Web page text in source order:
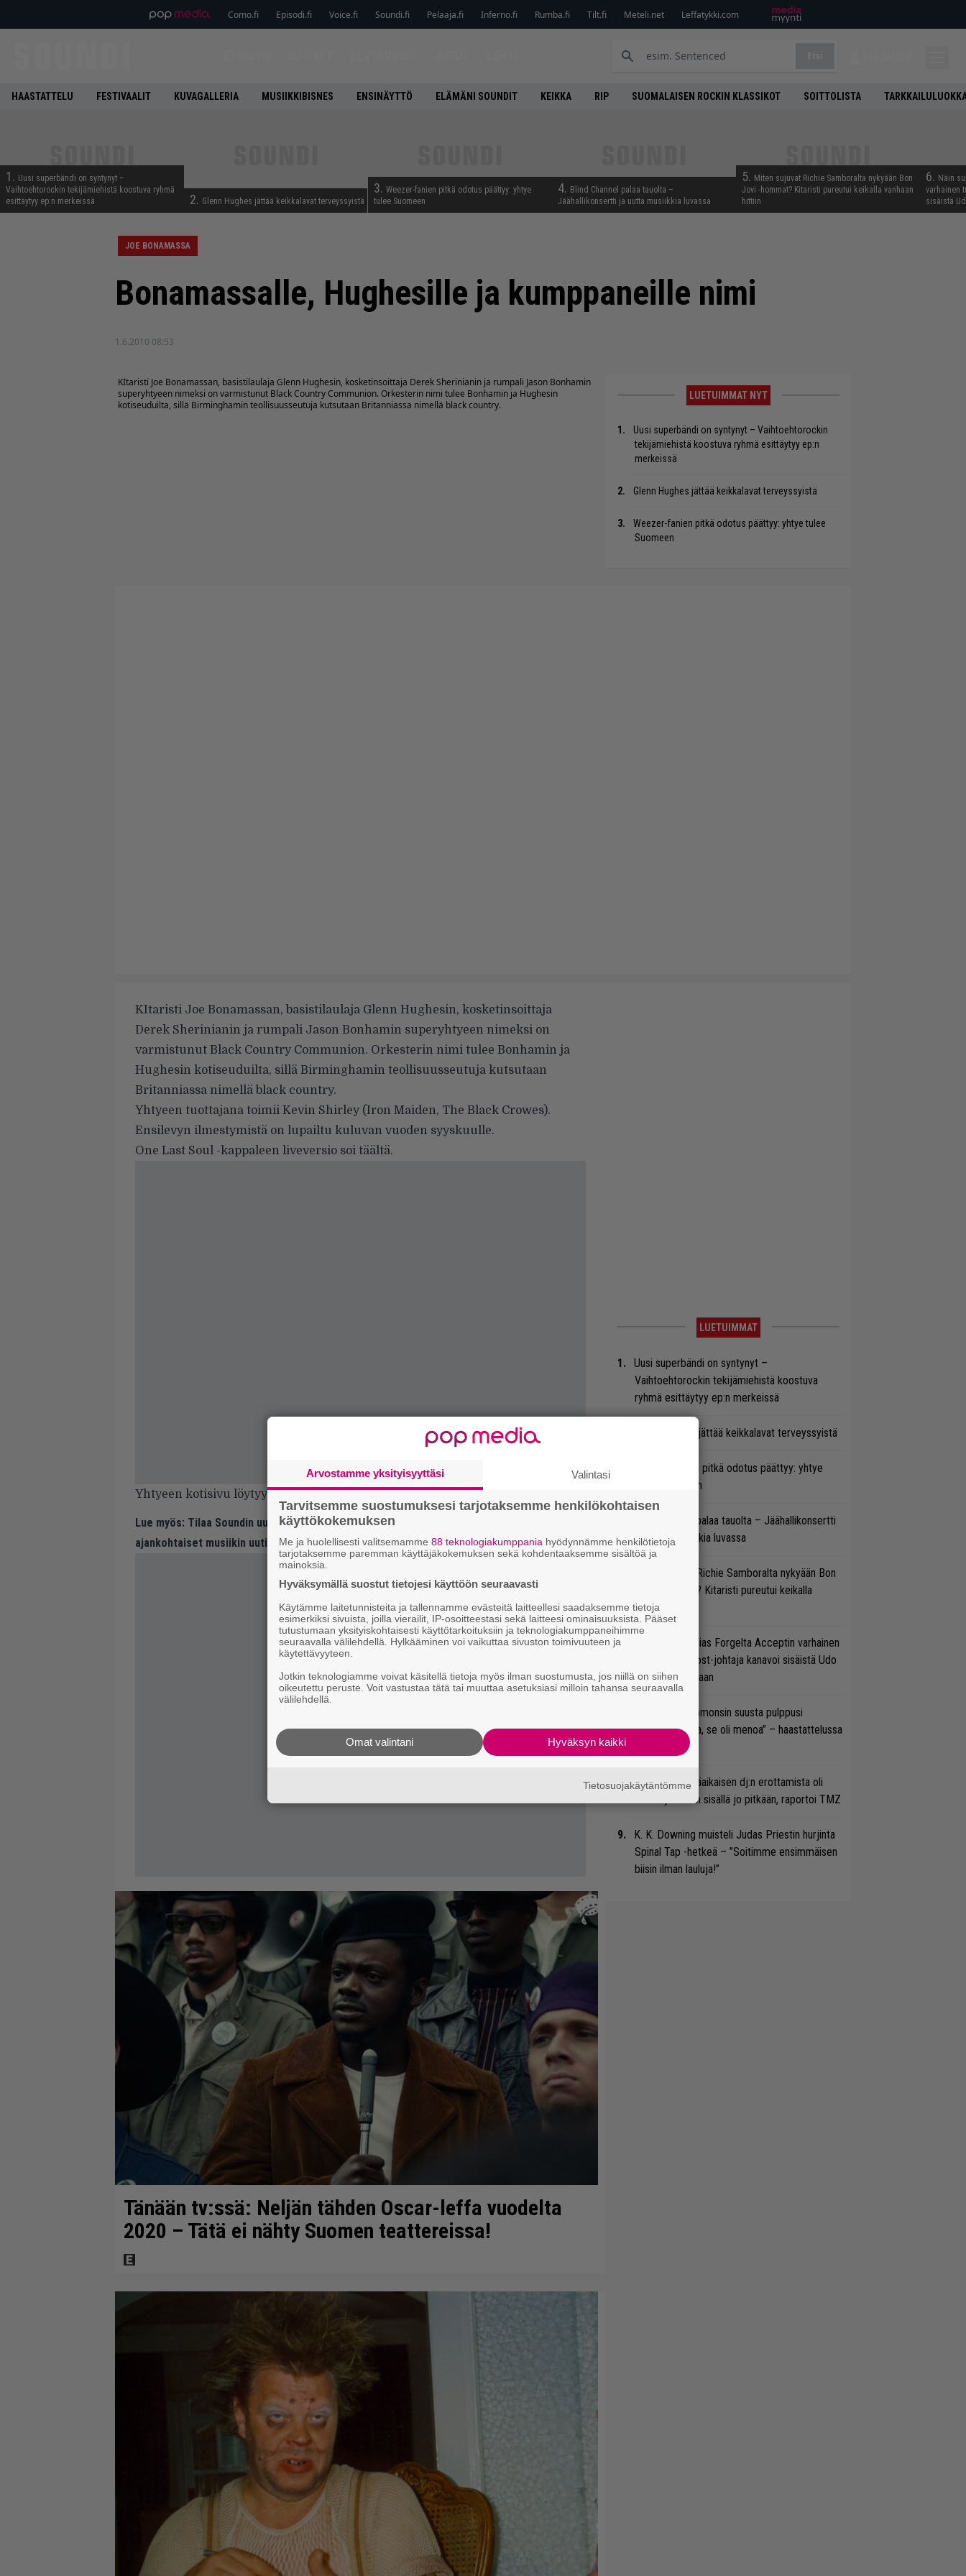
Como.fi Episodi.fi Voice.fi Soundi.fi Pelaaja.fi Inferno.fi Rumba.fi Tilt.fi Meteli.net Leffatykki.com
HAASTATTELU FESTIVAALIT KUVAGALLERIA MUSIIKKIBISNES ENSINÄYTTÖ ELÄMÄNI SOUNDIT KEIKKA RIP SUOMALAISEN ROCKIN KLASSIKOT SOITTOLISTA
1. Uusi superbändi on syntynyt –
Vaihtoehtorockin tekijämiehistä koostuva ryhmä
esittäytyy ep:n merkeissä
2. Glenn Hughes jättää keikkalavat terveyssyistä
3. Weezer-fanien pitkä odotus päättyy: yhtye
tulee Suomeen
4. Blind Channel palaa tauolta –
Jäähallikonsertti ja uutta musiikkia luvassa
5. Miten sujuvat Richie Samboralta nykyään Bon
Jovi -hommat? Kitaristi pureutui keikalla vanhaan
hittiin
6. Näin
varhainen
sisäistä
JOE BONAMASSA
Bonamassalle, Hughesille ja kumppaneille nimi
1.6.2010 08:53
KItaristi Joe Bonamassan, basistilaulaja Glenn Hughesin, kosketinsoittaja Derek Sherinianin ja rumpali Jason Bonhamin
superyhtyeen nimeksi on varmistunut Black Country Communion. Orkesterin nimi tulee Bonhamin ja Hughesin
kotiseuduilta, sillä Birminghamin teollisuusseutuja kutsutaan Britanniassa nimellä black country.
LUETUIMMAT NYT
Uusi superbändi on syntynyt – Vaihtoehtorockin
tekijämiehistä koostuva ryhmä esittäytyy ep:n
merkeissä
Glenn Hughes jättää keikkalavat terveyssyistä
Weezer-fanien pitkä odotus päättyy: yhtye tulee
Suomeen
KItaristi Joe Bonamassan, basistilaulaja Glenn Hughesin, kosketinsoittaja
Derek Sherinianin ja rumpali Jason Bonhamin superyhtyeen nimeksi on
varmistunut Black Country Communion. Orkesterin nimi tulee Bonhamin ja
Hughesin kotiseuduilta, sillä Birminghamin teollisuusseutuja kutsutaan
Britanniassa nimellä black country.
Yhtyeen tuottajana toimii Kevin Shirley (Iron Maiden, The Black Crowes).
Ensilevyn ilmestymistä on lupailtu kuluvan vuoden syyskuulle.
One Last Soul -kappaleen liveversio soi täältä.
Yhtyeen kotisivu löytyytäältä.
Lue myös: Tilaa Soundin uutiskirje ja tiedät mistä kahvitauolla puhutaan! Nappaa
ajankohtaiset musiikin uutiset ja puheenaiheet suoraan sähköpostiin tästä.
Tänään tv:ssä: Neljän tähden Oscar-leffa vuodelta
2020 – Tätä ei nähty Suomen teattereissa!
LUETUIMMAT
Uusi superbändi on syntynyt –
Vaihtoehtorockin tekijämiehistä koostuva
ryhmä esittäytyy ep:n merkeissä
Glenn Hughes jättää keikkalavat terveyssyistä
Weezer-fanien pitkä odotus päättyy: yhtye
tulee Suomeen
Blind Channel palaa tauolta – Jäähallikonsertti
ja uutta musiikkia luvassa
Miten sujuvat Richie Samboralta nykyään Bon
Jovi -hommat? Kitaristi pureutui keikalla
vanhaan hittiin
Näin sujuu Tobias Forgelta Acceptin varhainen
tuotanto – Ghost-johtaja kanavoi sisäistä Udo
Dirkschneideriaan
”Kun Gene Simmonsin suusta pulppusi
verioksennusta, se oli menoa” – haastattelussa
Taneli Jarva
Slipknotin pitkäaikaisen dj:n erottamista oli
mietitty bändin sisällä jo pitkään, raportoi TMZ
K. K. Downing muisteli Judas Priestin hurjinta
Spinal Tap -hetkeä – ”Soitimme ensimmäisen
biisin ilman lauluja!”
Arvostamme yksityisyyttäsi Valintasi
Tarvitsemme suostumuksesi tarjotaksemme henkilökohtaisen
käyttökokemuksen
Me ja huolellisesti valitsemamme 88 teknologiakumppania hyödynnämme henkilötietoja
tarjotaksemme paremman käyttäjäkokemuksen sekä kohdentaaksemme sisältöä ja
mainoksia.
Hyväksymällä suostut tietojesi käyttöön seuraavasti
Käytämme laitetunnisteita ja tallennamme evästeitä laitteellesi saadaksemme tietoja
esimerkiksi sivuista, joilla vierailit, IP-osoitteestasi sekä laitteesi ominaisuuksista. Pääset
tutustumaan yksityiskohtaisesti käyttötarkoituksiin ja teknologiakumppaneihimme
seuraavalla välilehdellä. Hylkääminen voi vaikuttaa sivuston toimivuuteen ja
käytettävyyteen.
Jotkin teknologiamme voivat käsitellä tietoja myös ilman suostumusta, jos niillä on siihen
oikeutettu peruste. Voit vastustaa tätä tai muuttaa asetuksiasi milloin tahansa seuraavalla
välilehdellä.
Hyväksyn kaikki
Omat valintani
Tietosuojakäytäntömme